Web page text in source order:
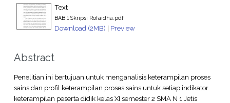
Text
BAB 1 Skripsi Rofaidha.pdf
Download (2MB) | Preview
Abstract
Penelitian ini bertujuan untuk menganalisis keterampilan proses
sains dan profil keterampilan proses sains untuk setiap indikator
keterampilan peserta didik kelas XI semester 2 SMA N 1 Jetis